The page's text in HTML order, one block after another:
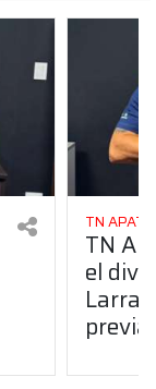
TN APAT
TN
el